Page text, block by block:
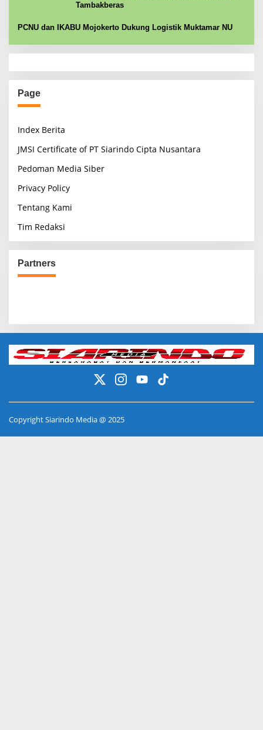
Tambakberas
PCNU dan IKABU Mojokerto Dukung Logistik Muktamar NU
Page
Index Berita
JMSI Certificate of PT Siarindo Cipta Nusantara
Pedoman Media Siber
Privacy Policy
Tentang Kami
Tim Redaksi
Partners
Copyright Siarindo Media @ 2025